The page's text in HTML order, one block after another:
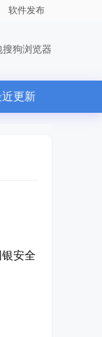
软件发布
搜狗浏览器
近更新
安全